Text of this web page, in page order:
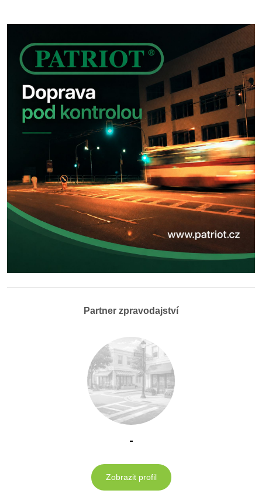
Partner zpravodajství
-
Zobrazit profil